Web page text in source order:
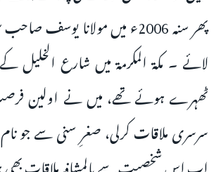
پھر سنہ 2006ء میں مولانا
لائے ۔ مکۃ المکرمۃ میں شارع
ٹھہرے ہوئے تھے، میں نے اولین
سرسری ملاقات کرلی، صغرِ سنی سے جو
اب اس شخصیت سے بالمشافہ ملاقات بھی